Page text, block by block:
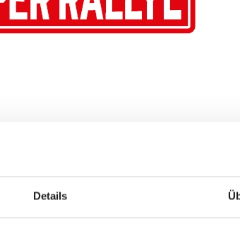
Details